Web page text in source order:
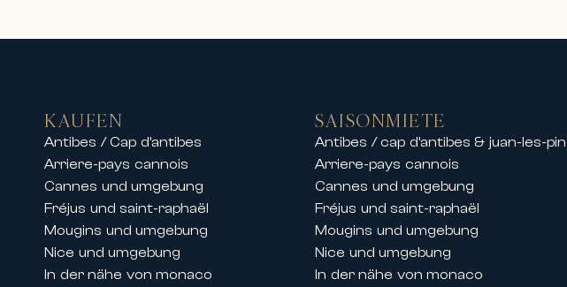
• Private Immobilien in gesicherten Anlagen
• Hochwertige Apartments im Stadtzentrum oder am
• Außergewöhnliche Residenzen in der Nähe von
Unsere Teams bieten ebenfalls die Vermietung von
einen exklusiven Aufenthalt in den Bergen in einer
Ob für einen Familienurlaub, einen Aufenthalt mit
bieten Komfort, Eleganz und erstklassige Services.
KAUFEN
Antibes / Cap d’antibes
Arriere-pays cannois
Cannes und umgebung
Fréjus und saint-raphaël
Mougins und umgebung
Nice und umgebung
In der nähe von monaco
SAISONMIETE
Antibes / cap d’antibes & juan-les-
Arriere-pays cannois
Cannes und umgebung
Fréjus und saint-raphaël
Mougins und umgebung
Nice und umgebung
In der nähe von monaco